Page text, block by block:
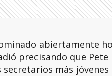
abiertamente
precisando que Pete
más